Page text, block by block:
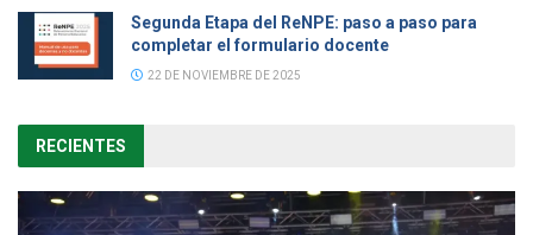
Segunda Etapa del ReNPE: paso a paso para
completar el formulario docente
22 DE NOVIEMBRE DE 2025
RECIENTES